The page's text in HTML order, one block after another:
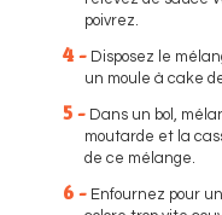
poivrez.
4 - Disposez le
un moule à cake
5 - Dans un bol,
moutarde et la
de ce mélange.
6 - Enfournez pour